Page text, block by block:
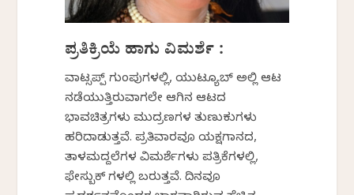
ಪ್ರತಿಕ್ರಿಯೆ ಹಾಗು ವಿಮರ್ಶೆ :
ವಾಟ್ಸಪ್ಪ್ ಗುಂಪುಗಳಲ್ಲಿ, ಯುಟ್ಯೂಬ್ ಅಲ್ಲಿ ಆಟ
ನಡೆಯುತ್ತಿರುವಾಗಲೇ ಆಗಿನ ಆಟದ
ಭಾವಚಿತ್ರಗಳು ಮುದ್ರಣಗಳ ತುಣುಕುಗಳು
ಹರಿದಾಡುತ್ತವೆ. ಪ್ರತಿವಾರವೂ ಯಕ್ಷಗಾನದ,
ತಾಳಮದ್ದಲೆಗಳ ವಿಮರ್ಶೆಗಳು ಪತ್ರಿಕೆಗಳಲ್ಲಿ,
ಫೇಸ್ಬುಕ್ ಗಳಲ್ಲಿ ಬರುತ್ತವೆ. ದಿನವೂ